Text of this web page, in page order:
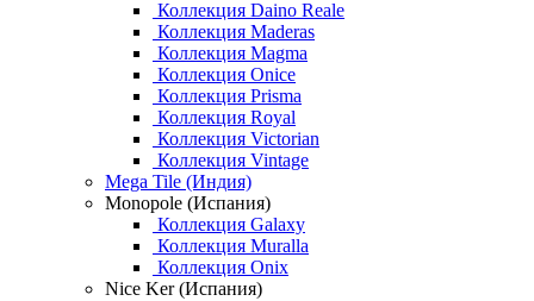
Коллекция Daino Reale
Коллекция Maderas
Коллекция Magma
Коллекция Onice
Коллекция Prisma
Коллекция Royal
Коллекция Victorian
Коллекция Vintage
Mega Tile (Индия)
Monopole (Испания)
Коллекция Galaxy
Коллекция Muralla
Коллекция Onix
Nice Ker (Испания)